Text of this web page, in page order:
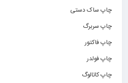
چاپ ساک دستی
چاپ سربرگ
چاپ فاکتور
چاپ فولدر
چاپ کاتالوگ